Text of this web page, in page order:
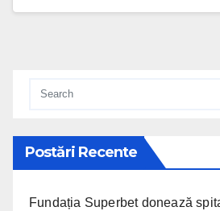
Postări Recente
Fundația Superbet donează